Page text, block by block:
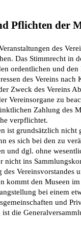
Pflichten der
des
Das Stimmrecht in
ordentlichen und
des Vereins nach
Zweck des Vereins
Vereinsorgane zu
Zahlung des
verpflichtet.
ist grundsätzlich nicht
es sich bei den zu
und dgl. ohne
ins
Vereinsvorstandes
kommt den Museen
bei einem
und
die